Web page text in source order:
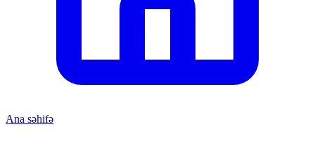
Ana səhifə